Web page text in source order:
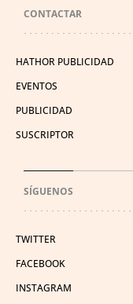
CONTACTAR
HATHOR PUBLICIDAD
EVENTOS
PUBLICIDAD
SUSCRIPTOR
SÍGUENOS
TWITTER
FACEBOOK
INSTAGRAM